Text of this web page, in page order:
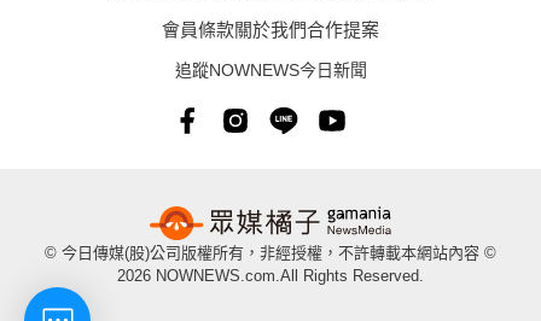
會員條款關於我們合作提案
追蹤NOWNEWS今日新聞
© 今日傳媒(股)公司版權所有，非經授權，不許轉載本網站內容 ©
2026 NOWNEWS.com.All Rights Reserved.